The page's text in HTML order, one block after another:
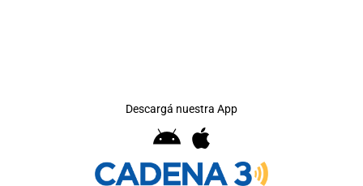
Descargá nuestra App